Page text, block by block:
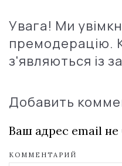
Увага! Ми
премодерацію.
з'являються із
Добавить
Ваш адрес email не
КОММЕНТАРИЙ